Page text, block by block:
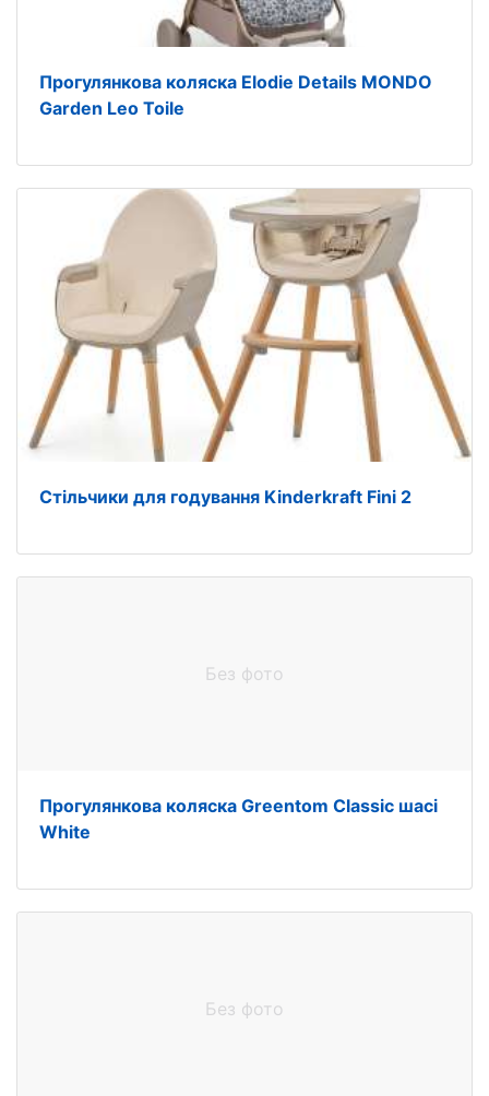
Прогулянкова коляска Elodie Details MONDO
Garden Leo Toile
Стільчики для годування Kinderkraft Fini 2
Без фото
Прогулянкова коляска Greentom Classic шасі
White
Без фото